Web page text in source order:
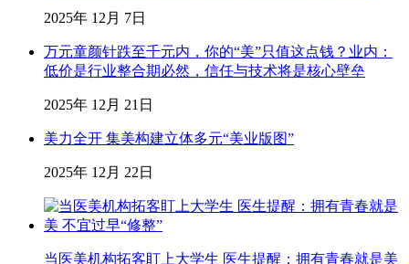
2025年 12月 7日
万元童颜针跌至千元内，你的“美”只值这点钱？业内：
低价是行业整合期必然，信任与技术将是核心壁垒
2025年 12月 21日
美力全开 集美构建立体多元“美业版图”
2025年 12月 22日
当医美机构拓客盯上大学生 医生提醒：拥有青春就是美